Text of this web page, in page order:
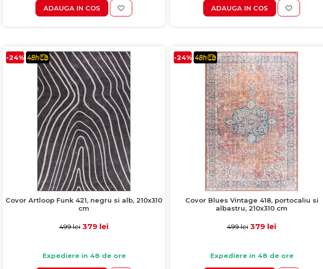
ADAUGA IN COS ADAUGA IN COS
-24%
Covor Artloop Funk 421, negru si alb, 210x310
cm
499 lei 379 lei
Expediere in 48 de ore
-24%
Covor Blues Vintage 418, portocaliu si
albastru, 210x310 cm
499 lei 379 lei
Expediere in 48 de ore